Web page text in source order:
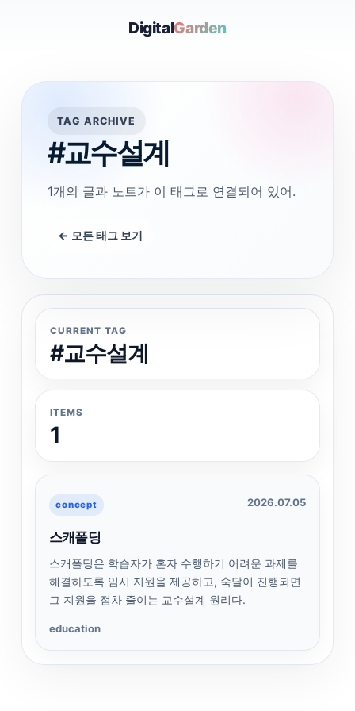
DigitalGarden
TAG ARCHIVE
#교수설계
1개의 글과 노트가 이 태그로 연결되어 있어.
← 모든 태그 보기
CURRENT TAG
#교수설계
ITEMS
1
concept 2026.07.05
스캐폴딩
스캐폴딩은 학습자가 혼자 수행하기 어려운 과제를
해결하도록 임시 지원을 제공하고, 숙달이 진행되면
그 지원을 점차 줄이는 교수설계 원리다.
education